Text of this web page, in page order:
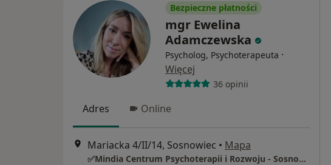
Bezpieczne płatności
mgr Ewelina
Adamczewska
Psycholog, Psychoterapeuta ·
Więcej
36 opinii
Adres Online
Mariacka 4/II/14, Sosnowiec • Mapa
✅Mindia Centrum Psychoterapii i Rozwoju - Sosnowiec